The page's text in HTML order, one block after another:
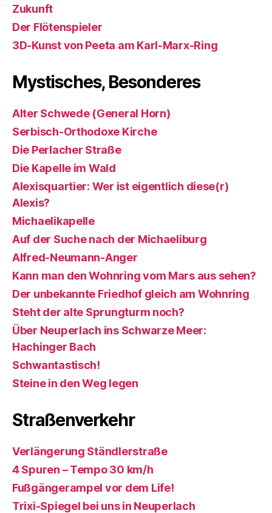
Zukunft
Der Flötenspieler
3D-Kunst von Peeta am Karl-Marx-Ring
Mystisches, Besonderes
Alter Schwede (General Horn)
Serbisch-Orthodoxe Kirche
Die Perlacher Straße
Die Kapelle im Wald
Alexisquartier: Wer ist eigentlich diese(r)
Alexis?
Michaelikapelle
Auf der Suche nach der Michaeliburg
Alfred-Neumann-Anger
Kann man den Wohnring vom Mars aus sehen?
Der unbekannte Friedhof gleich am Wohnring
Steht der alte Sprungturm noch?
Über Neuperlach ins Schwarze Meer:
Hachinger Bach
Schwantastisch!
Steine in den Weg legen
Straßenverkehr
Verlängerung Ständlerstraße
4 Spuren – Tempo 30 km/h
Fußgängerampel vor dem Life!
Trixi-Spiegel bei uns in Neuperlach